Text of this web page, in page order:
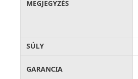
MEGJEGYZÉS
SÚLY
GARANCIA